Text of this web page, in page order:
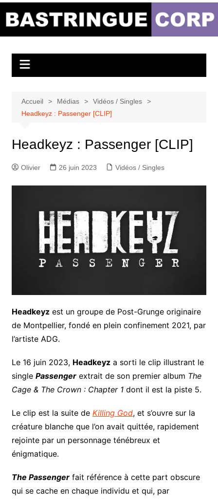
Bastringue Corp –
Musicales
Accueil Médias
Vidéos / Singles
Headkeyz : Passenger [CLIP]
Headkeyz : Passenger [CLIP]
Olivier 26 juin 2023 Vidéos / Singles
Headkeyzest un groupe de Post-Grunge originaire
de Montpellier, fondé en plein confinement 2021, par
l’artiste ADG.
Le 16 juin 2023, Headkeyza sorti le clip illustrant le
single Passengerextrait de son premier album The
Cage & The Crown : Chapter 1dont il est la piste 5.
Le clip est la suite de Killing God, et s’ouvre sur la
créature blanche que l’on avait quittée, rapidement
rejointe par un personnage ténébreux et
énigmatique.
The Passengerfait référence à cette part obscure
qui se cache en chaque individu et qui, par